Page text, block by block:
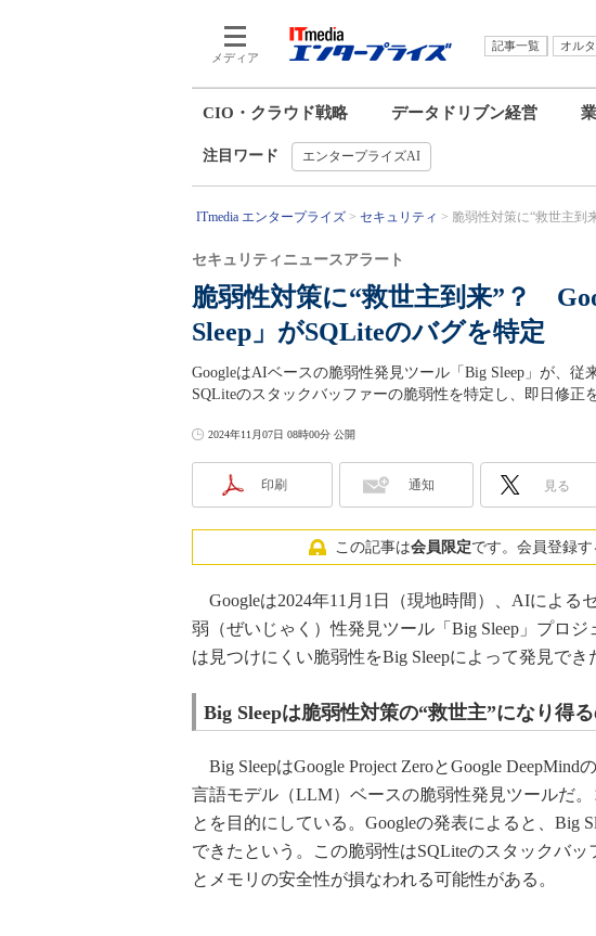
メディア
記事一覧 オル
CIO・クラウド戦略 データドリブン経営
注目ワード エンタープライズAI
ITmedia エンタープライズ セキュリティ 脆弱性対策に“救世主到
脆弱性対策に“救世主到来”？
Sleep」がSQLiteのバグを特定
セキュリティニュースアラート
GoogleはAIベースの脆弱性発見ツール「Big Sleep」が、
SQLiteのスタックバッファーの脆弱性を特定し、即日修正
2024年11月07日 08時00分 公開
印刷 通知 見る
この記事は会員限定です。会員登録す
Googleは2024年11月1日（現地時間）、AIによる
弱（ぜいじゃく）性発見ツール「Big Sleep」プロ
は見つけにくい脆弱性をBig Sleepによって発見でき
Big Sleepは脆弱性対策の“救世主”になり得る
Big SleepはGoogle Project ZeroとGoogle
言語モデル（LLM）ベースの脆弱性発見ツールだ
とを目的にしている。Googleの発表によると、Big
できたという。この脆弱性はSQLiteのスタックバ
とメモリの安全性が損なわれる可能性がある。